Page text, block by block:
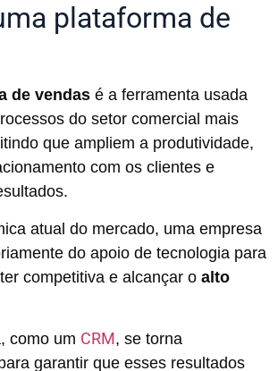
plataforma de
de vendas é a ferramenta usada
do setor comercial mais
que ampliem a produtividade,
com os clientes e
atual do mercado, uma empresa
do apoio de tecnologia para
competitiva e alcançar o alto
como um CRM, se torna
garantir que esses resultados